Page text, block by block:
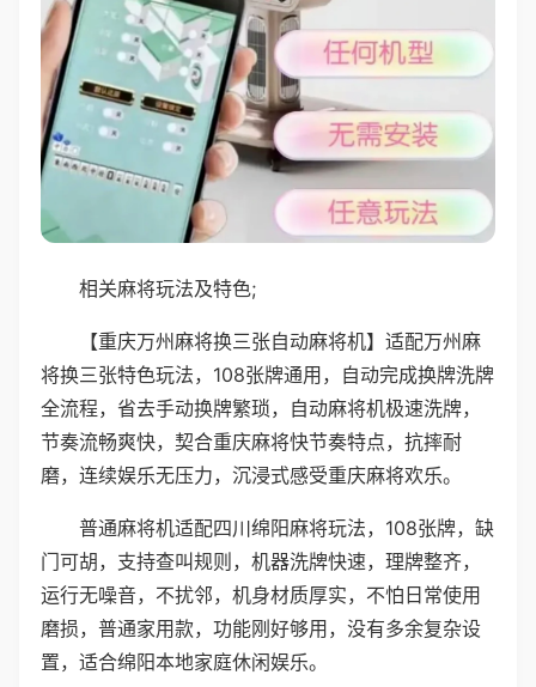
相关麻将玩法及特色;
【重庆万州麻将换三张自动麻将机】适配万州麻
将换三张特色玩法，108张牌通用，自动完成换牌洗牌
全流程，省去手动换牌繁琐，自动麻将机极速洗牌，
节奏流畅爽快，契合重庆麻将快节奏特点，抗摔耐
磨，连续娱乐无压力，沉浸式感受重庆麻将欢乐。
普通麻将机适配四川绵阳麻将玩法，108张牌，缺
门可胡，支持查叫规则，机器洗牌快速，理牌整齐，
运行无噪音，不扰邻，机身材质厚实，不怕日常使用
磨损，普通家用款，功能刚好够用，没有多余复杂设
置，适合绵阳本地家庭休闲娱乐。